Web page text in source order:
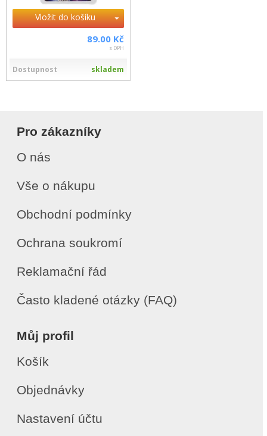
Vložit do košíku
89.00 Kč
s DPH
Dostupnost skladem
Pro zákazníky
O nás
Vše o nákupu
Obchodní podmínky
Ochrana soukromí
Reklamační řád
Často kladené otázky (FAQ)
Můj profil
Košík
Objednávky
Nastavení účtu